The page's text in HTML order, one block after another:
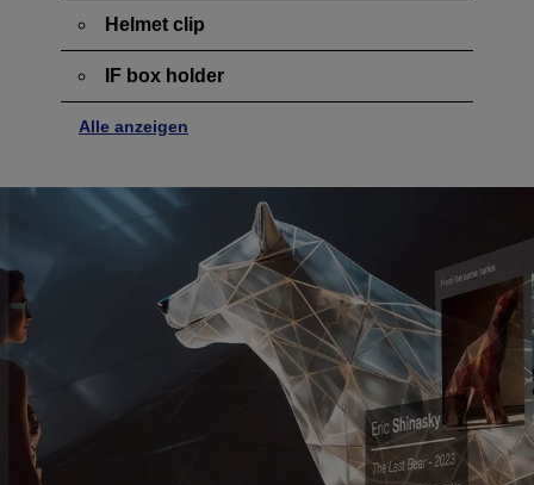
Helmet clip
IF box holder
Alle anzeigen